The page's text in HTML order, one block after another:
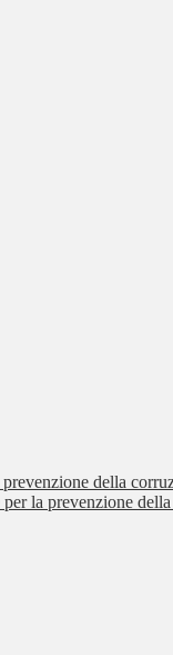
della
la prevenzione